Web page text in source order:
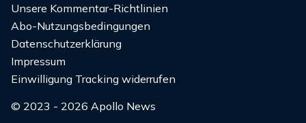
Unsere Kommentar-Richtlinien
Abo-Nutzungsbedingungen
Datenschutzerklärung
Impressum
Einwilligung Tracking widerrufen
© 2023 - 2026 Apollo News